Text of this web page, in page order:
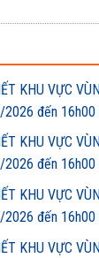
KHU VỰC
đến
KHU VỰC
đến
KHU VỰC
đến
KHU VỰC